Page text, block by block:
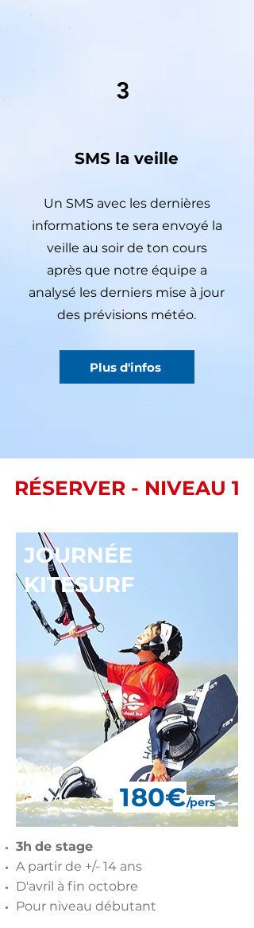
3
SMS la veille
Un SMS avec les dernières
informations te sera envoyé la
veille au soir de ton cours
après que notre équipe a
analysé les derniers mise à jour
des prévisions météo.
Plus d'infos
RÉSERVER - NIVEAU 1
180€/pers
JOURNÉE
KITESURF
3h de stage
A partir de +/- 14 ans
D'avril à fin octobre
Pour niveau débutant